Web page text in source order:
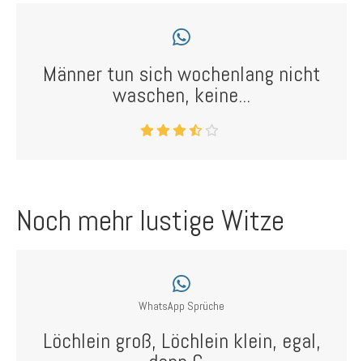
Männer tun sich wochenlang nicht
waschen, keine...
Noch mehr lustige Witze
WhatsApp Sprüche
Löchlein groß, Löchlein klein, egal,